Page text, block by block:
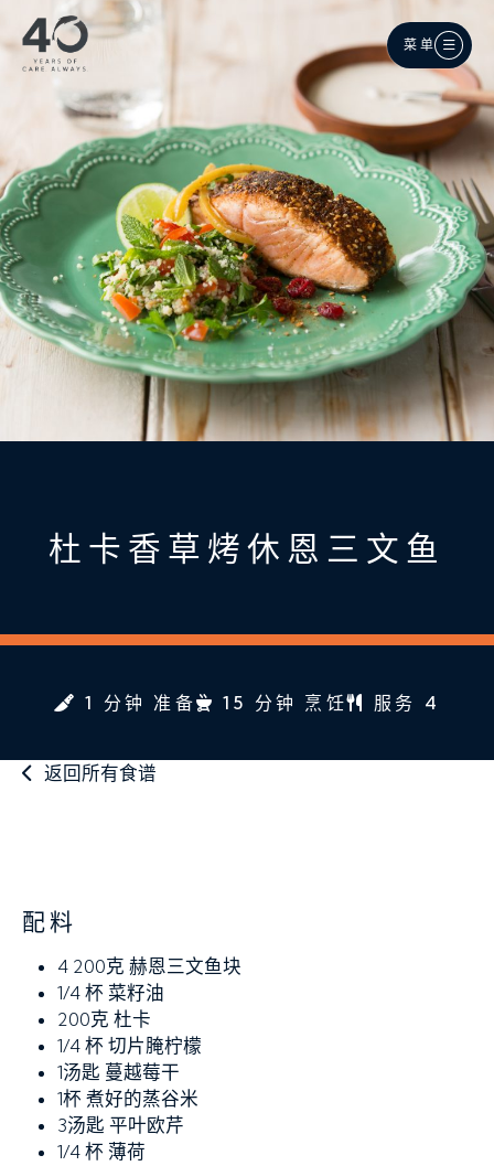
跳至主内容
菜单
杜卡香草烤休恩三文鱼
1 分钟 准备 15 分钟 烹饪 服务 4
返回所有食谱
配料
4 200克 赫恩三文鱼块
1/4 杯 菜籽油
200克 杜卡
1/4 杯 切片腌柠檬
1汤匙 蔓越莓干
1杯 煮好的蒸谷米
3汤匙 平叶欧芹
1/4 杯 薄荷